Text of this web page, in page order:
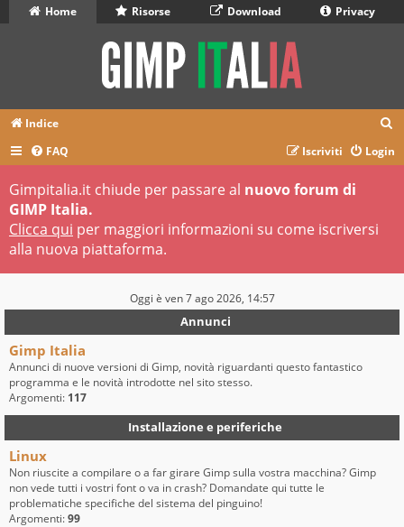
Home Risorse Download Privacy
Indice
r
FAQ Login
Iscriviti
Gimpitalia.it chiude per passare al nuovo forum di
GIMP Italia.
Clicca qui per maggiori informazioni su come iscriversi
alla nuova piattaforma.
Oggi è ven 7 ago 2026, 14:57
Annunci
Gimp Italia
Annunci di nuove versioni di Gimp, novità riguardanti questo fantastico
programma e le novità introdotte nel sito stesso.
Argomenti: 117
Installazione e periferiche
Linux
Non riuscite a compilare o a far girare Gimp sulla vostra macchina? Gimp
non vede tutti i vostri font o va in crash? Domandate qui tutte le
problematiche specifiche del sistema del pinguino!
Argomenti:99